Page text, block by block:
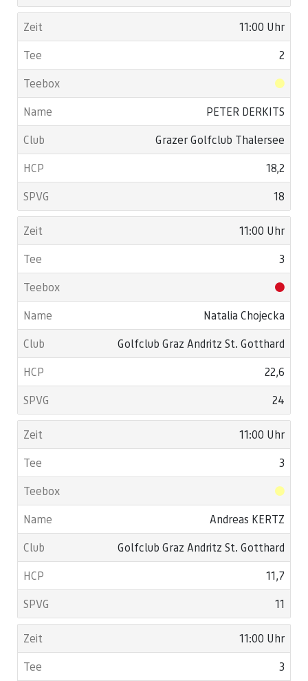
11:00 Uhr
2
PETER DERKITS
Grazer Golfclub Thalersee
18,2
18
11:00 Uhr
3
Natalia Chojecka
Golfclub Graz Andritz St. Gotthard
22,6
24
11:00 Uhr
3
Andreas KERTZ
Golfclub Graz Andritz St. Gotthard
11,7
11
11:00 Uhr
3